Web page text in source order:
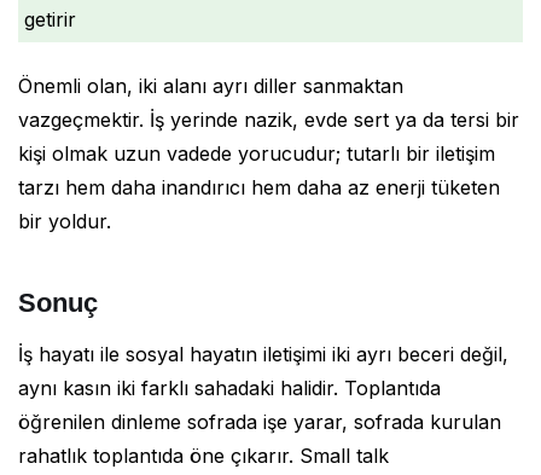
getirir
Önemli olan, iki alanı ayrı diller sanmaktan
vazgeçmektir. İş yerinde nazik, evde sert ya da tersi bir
kişi olmak uzun vadede yorucudur; tutarlı bir iletişim
tarzı hem daha inandırıcı hem daha az enerji tüketen
bir yoldur.
Sonuç
İş hayatı ile sosyal hayatın iletişimi iki ayrı beceri değil,
aynı kasın iki farklı sahadaki halidir. Toplantıda
öğrenilen dinleme sofrada işe yarar, sofrada kurulan
rahatlık toplantıda öne çıkarır. Small talk